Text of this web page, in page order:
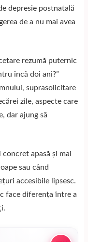
depresie postnatală
de a nu mai avea
rezumă puternic
încă doi ani?”
suprasolicitare
zile, aspecte care
dar ajung să
apasă și mai
sau când
accesibile lipsesc.
face diferența între a